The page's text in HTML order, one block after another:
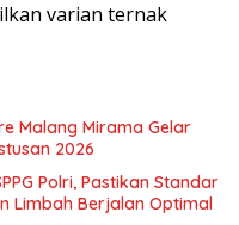
varian ternak
Malang Mirama Gelar
2026
Polri, Pastikan Standar
Limbah Berjalan Optimal